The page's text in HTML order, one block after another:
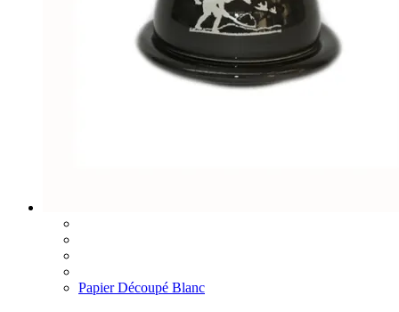
Papier Découpé Blanc